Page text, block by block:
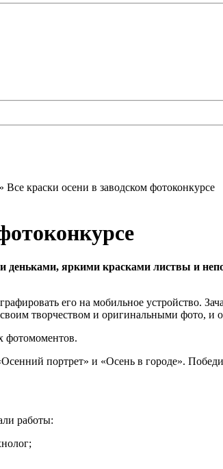
Все краски осени в заводском фотоконкурсе
деньками, яркими красками листвы и
его на мобильное устройство.
творчеством и оригинальными фото, и
фотомоментов.
портрет» и «Осень в городе».
работы: